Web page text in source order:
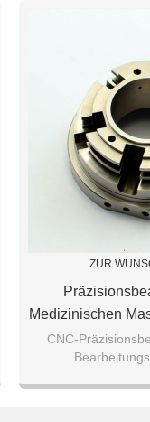
ZUR
Medizinischen
CNC-